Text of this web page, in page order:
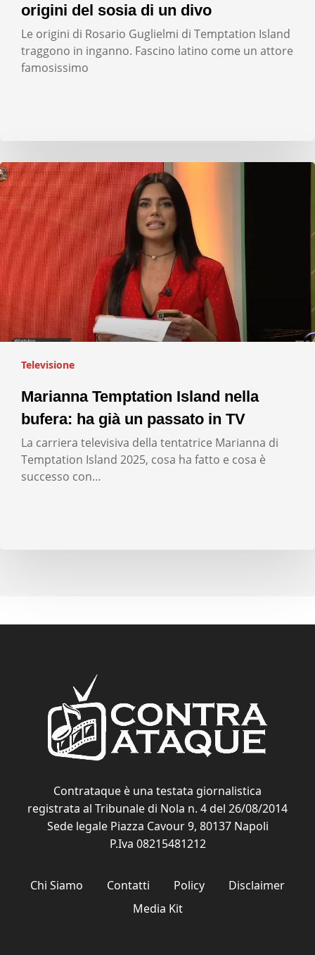
origini del sosia di un divo
Le origini di Rosario Guglielmi di Temptation Island
traggono in inganno. Fascino latino come un attore
famosissimo
Televisione
Marianna Temptation Island nella
bufera: ha già un passato in TV
La carriera televisiva della tentatrice Marianna di
Temptation Island 2025, cosa ha fatto e cosa è
successo con…
Contrataque è una testata giornalistica
registrata al Tribunale di Nola n. 4 del 26/08/2014
Sede legale Piazza Cavour 9, 80137 Napoli
P.Iva 08215481212
Chi Siamo Contatti Policy
Disclaimer
Media Kit